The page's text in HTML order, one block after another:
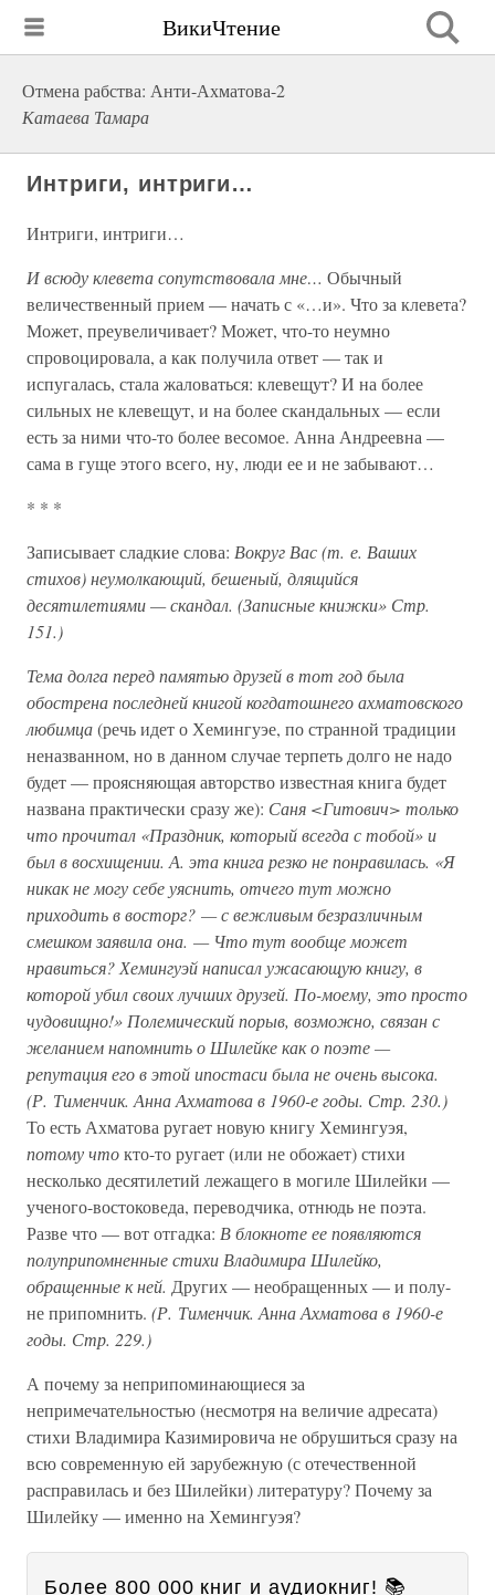
ВикиЧтение
Отмена рабства: Анти-Ахматова-2
Катаева Тамара
Интриги, интриги…
Интриги, интриги…
И всюду клевета сопутствовала мне… Обычный
величественный прием — начать с «…и». Что за клевета?
Может, преувеличивает? Может, что-то неумно
спровоцировала, а как получила ответ — так и
испугалась, стала жаловаться: клевещут? И на более
сильных не клевещут, и на более скандальных — если
есть за ними что-то более весомое. Анна Андреевна —
сама в гуще этого всего, ну, люди ее и не забывают…
* * *
Записывает сладкие слова: Вокруг Вас (т. е. Ваших
стихов) неумолкающий, бешеный, длящийся
десятилетиями — скандал. (Записные книжки» Стр.
151.)
Тема долга перед памятью друзей в тот год была
обострена последней книгой когдатошнего ахматовского
любимца(речь идет о Хемингуэе, по странной традиции
неназванном, но в данном случае терпеть долго не надо
будет — проясняющая авторство известная книга будет
названа практически сразу же): Саня <Гитович> только
что прочитал «Праздник, который всегда с тобой» и
был в восхищении. А. эта книга резко не понравилась. «Я
никак не могу себе уяснить, отчего тут можно
приходить в восторг? — с вежливым безразличным
смешком заявила она. — Что тут вообще может
нравиться? Хемингуэй написал ужасающую книгу, в
которой убил своих лучших друзей. По-моему, это просто
чудовищно!» Полемический порыв, возможно, связан с
желанием напомнить о Шилейке как о поэте —
репутация его в этой ипостаси была не очень высока.
(Р. Тименчик. Анна Ахматова в 1960-е годы. Стр. 230.)
То есть Ахматова ругает новую книгу Хемингуэя,
потому чтокто-то ругает (или не обожает) стихи
несколько десятилетий лежащего в могиле Шилейки —
ученого-востоковеда, переводчика, отнюдь не поэта.
Разве что — вот отгадка: В блокноте ее появляются
полуприпомненные стихи Владимира Шилейко,
обращенные к ней. Других — необращенных — и полу-
не припомнить. (Р. Тименчик. Анна Ахматова в 1960-е
годы. Стр. 229.)
А почему за неприпоминающиеся за
непримечательностью (несмотря на величие адресата)
стихи Владимира Казимировича не обрушиться сразу на
всю современную ей зарубежную (с отечественной
расправилась и без Шилейки) литературу? Почему за
Шилейку — именно на Хемингуэя?
Более 800 000 книг и аудиокниг! 📚